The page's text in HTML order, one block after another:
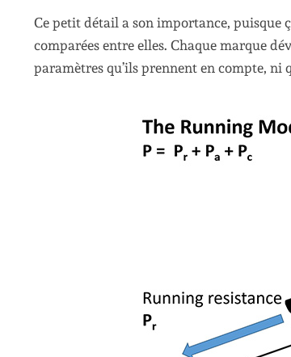
Ce petit détail a son importance, puisque
comparées entre elles. Chaque marque
paramètres qu’ils prennent en compte,